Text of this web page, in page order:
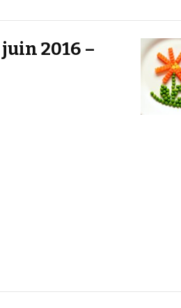
2016 –